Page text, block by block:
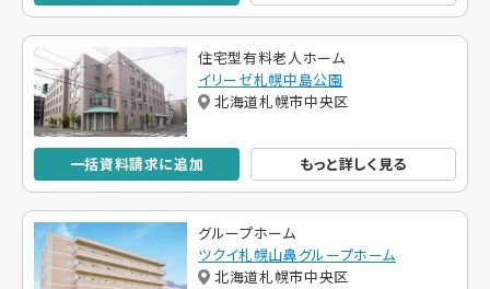
住宅型有料老人ホーム
イリーゼ札幌中島公園
北海道札幌市中央区
一括資料請求に追加 もっと詳しく見る
グループホーム
ツクイ札幌山鼻グループホーム
北海道札幌市中央区